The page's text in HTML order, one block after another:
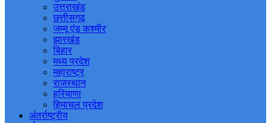
उत्तराखंड
छत्तीसगढ़
जम्मू एंड कश्मीर
झारखंड
बिहार
मध्य प्रदेश
महाराष्ट्र
राजस्थान
हरियाणा
हिमाचल प्रदेश
अंतर्राष्ट्रीय